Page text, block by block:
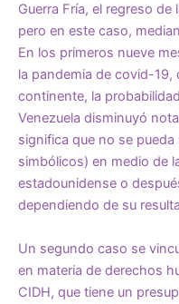
Guerra Fría, el regreso
pero en este caso,
En los primeros nueve
la pandemia de covid-19,
continente, la
Venezuela disminuyó
significa que no se
simbólicos) en medio de
estadounidense o
dependiendo de su
Un segundo caso se
en materia de derechos
CIDH, que tiene un